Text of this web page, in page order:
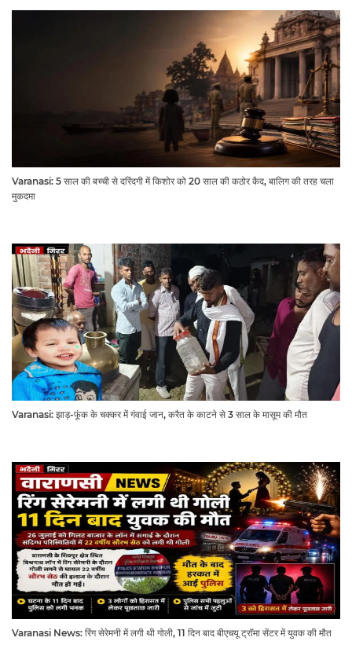
Varanasi: 5 साल की बच्ची से दरिंदगी में किशोर को 20 साल की कठोर कैद, बालिग की तरह चला
मुकदमा
Varanasi: झाड़-फूंक के चक्कर में गंवाई जान, करैत के काटने से 3 साल के मासूम की मौत
Varanasi News: रिंग सेरेमनी में लगी थी गोली, 11 दिन बाद बीएचयू ट्रॉमा सेंटर में युवक की मौत